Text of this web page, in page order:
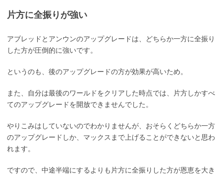
片方に全振りが強い
アブレッドとアンウンのアップグレードは、どちらか一方に全振り
した方が圧倒的に強いです。
というのも、後のアップグレードの方が効果が高いため。
また、自分は最後のワールドをクリアした時点では、片方しかすべ
てのアップグレードを開放できませんでした。
やりこみはしていないのでわかりませんが、おそらくどちらか一方
のアップグレードしか、マックスまで上げることができないと思わ
れます。
ですので、中途半端にするよりも片方に全振りした方が恩恵を大き